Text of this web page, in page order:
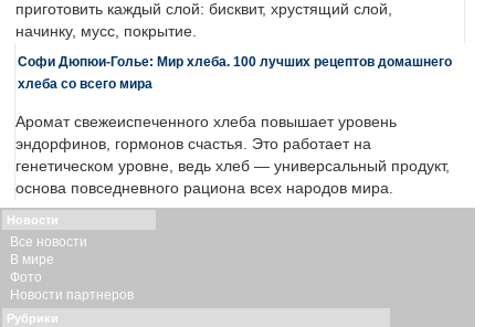
приготовить каждый слой: бисквит, хрустящий слой,
начинку, мусс, покрытие.
Софи Дюпюи-Голье: Мир хлеба. 100 лучших рецептов домашнего
хлеба со всего мира
Аромат свежеиспеченного хлеба повышает уровень
эндорфинов, гормонов счастья. Это работает на
генетическом уровне, ведь хлеб — универсальный продукт,
основа повседневного рациона всех народов мира.
Новости
Все новости
В мире
Фото
Новости партнеров
Рубрики